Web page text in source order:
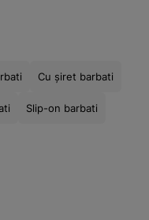
Cu șiret barbati
Slip-on barbati